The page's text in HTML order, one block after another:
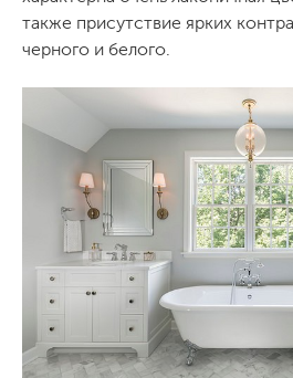
также присутствие ярких
черного и белого.